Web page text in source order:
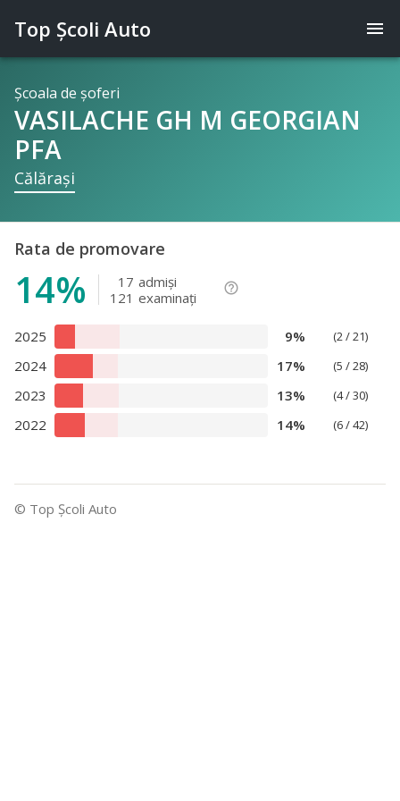
menu
Top Şcoli Auto
Şcoala de şoferi
VASILACHE GH M GEORGIAN
PFA
Călăraşi
Rata de promovare
14% 17 admişi
121 examinaţi
help_outline
2025 9% (2 / 21)
2024 17% (5 / 28)
2023 13% (4 / 30)
2022 14% (6 / 42)
© Top Şcoli Auto